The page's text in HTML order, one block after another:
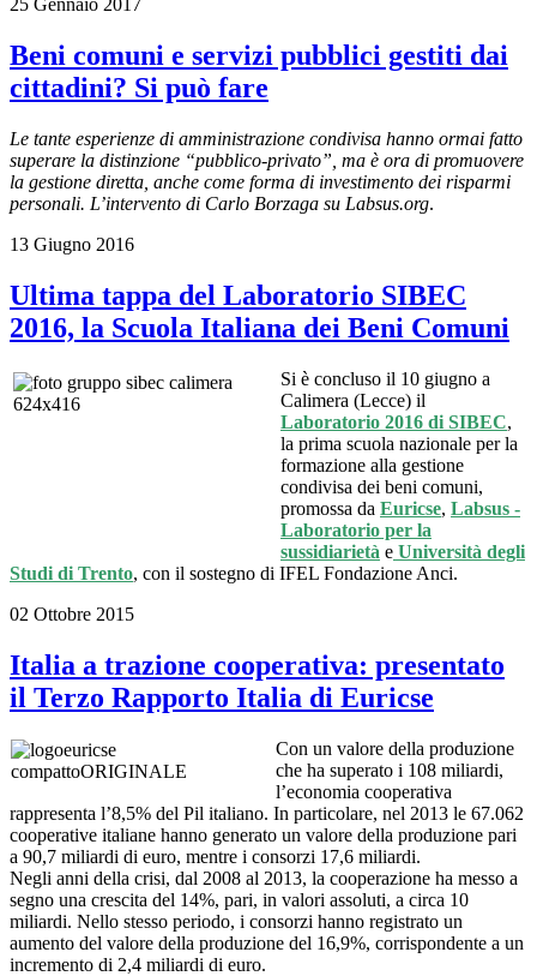
25 Gennaio 2017
Beni comuni e servizi pubblici gestiti dai
cittadini? Si può fare
Le tante esperienze di amministrazione condivisa hanno ormai fatto
superare la distinzione “pubblico-privato”, ma è ora di promuovere
la gestione diretta, anche come forma di investimento dei risparmi
personali. L’intervento di Carlo Borzaga su Labsus.org.
13 Giugno 2016
Ultima tappa del Laboratorio SIBEC
2016, la Scuola Italiana dei Beni Comuni
Si è concluso il 10 giugno a
Calimera (Lecce) il
Laboratorio 2016 di SIBEC,
la prima scuola nazionale per la
formazione alla gestione
condivisa dei beni comuni,
promossa da Euricse, Labsus -
Laboratorio per la
sussidiarietà e Università degli
Studi di Trento, con il sostegno di IFEL Fondazione Anci.
02 Ottobre 2015
Italia a trazione cooperativa: presentato
il Terzo Rapporto Italia di Euricse
Con un valore della produzione
che ha superato i 108 miliardi,
l’economia cooperativa
rappresenta l’8,5% del Pil italiano. In particolare, nel 2013 le 67.062
cooperative italiane hanno generato un valore della produzione pari
a 90,7 miliardi di euro, mentre i consorzi 17,6 miliardi.
Negli anni della crisi, dal 2008 al 2013, la cooperazione ha messo a
segno una crescita del 14%, pari, in valori assoluti, a circa 10
miliardi. Nello stesso periodo, i consorzi hanno registrato un
aumento del valore della produzione del 16,9%, corrispondente a un
incremento di 2,4 miliardi di euro.